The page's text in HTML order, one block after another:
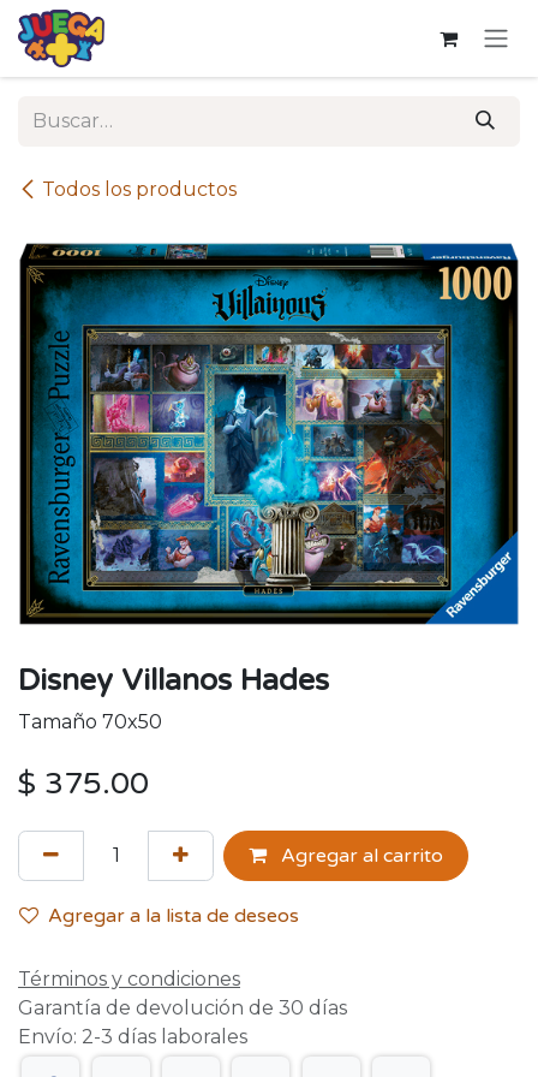
Ir al contenido
Todos los productos
Disney Villanos Hades
Tamaño 70x50
$ 375.00
Agregar al carrito
Agregar a la lista de deseos
Términos y condiciones
Garantía de devolución de 30 días
Envío: 2-3 días laborales